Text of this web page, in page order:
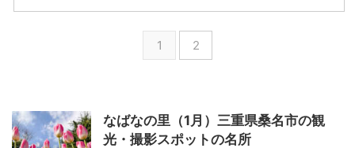
1 2
なばなの里（1月）三重県桑名市の観
光・撮影スポットの名所